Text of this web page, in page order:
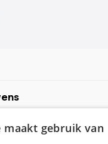
in voor de
maakt gebruik van